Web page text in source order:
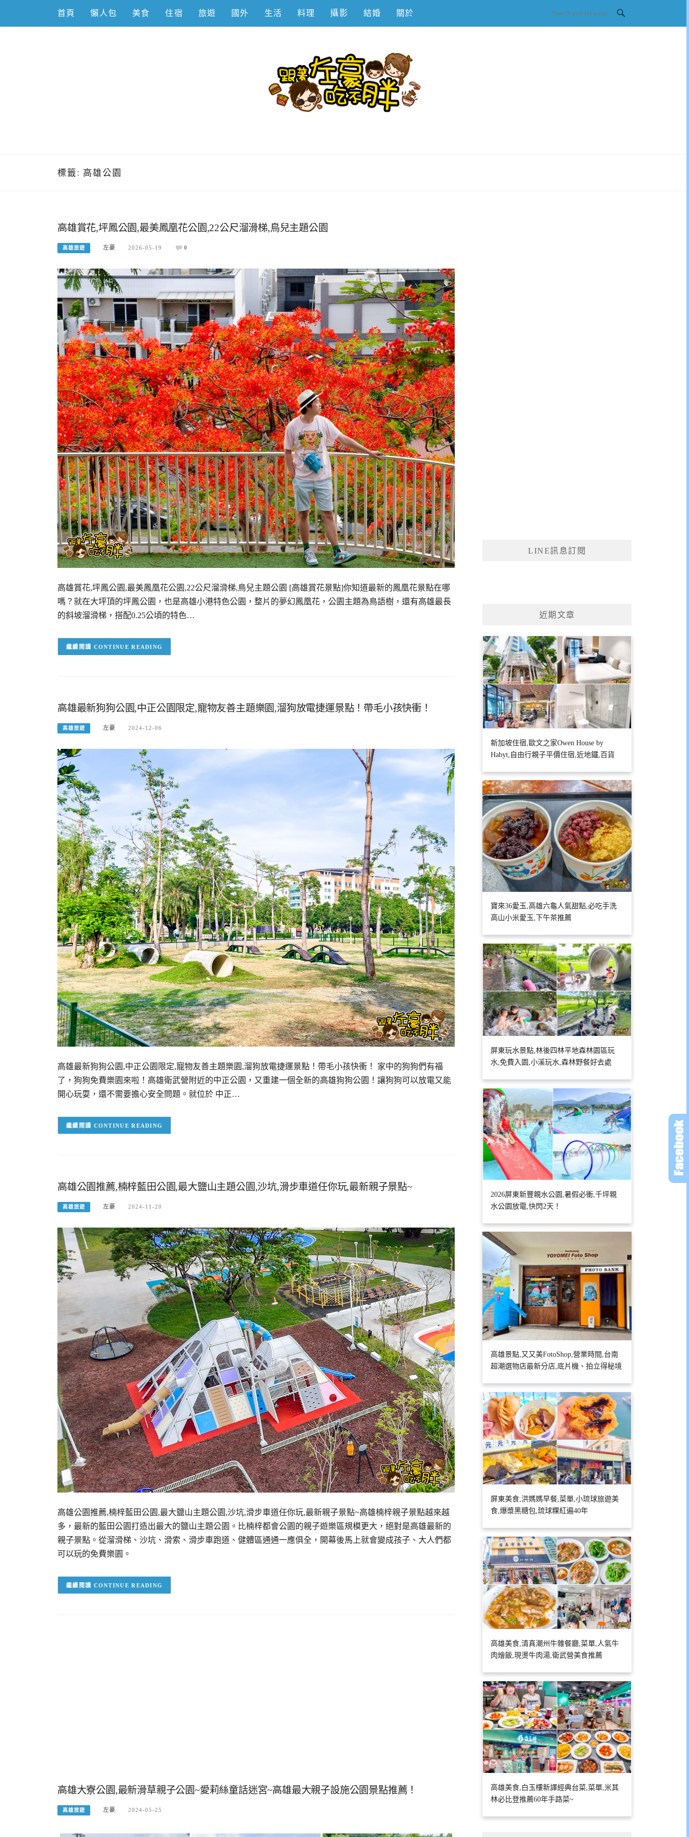
content
首頁 懶人包 美食 住宿 旅遊 國外 生活 料理 攝影 結婚 關於
標籤: 高雄公園
高雄賞花,坪鳳公園,最美鳳凰花公園,22公尺溜滑梯,鳥兒主題公園
高雄旅遊 左豪 2026-05-19 0
高雄賞花,坪鳳公園,最美鳳凰花公園,22公尺溜滑梯,鳥兒主題公園 [高雄賞花景點]你知道最新的鳳凰花景點在哪
嗎？就在大坪頂的坪鳳公園，也是高雄小港特色公園，整片的夢幻鳳凰花，公園主題為鳥語樹，還有高雄最長
的斜坡溜滑梯，搭配0.25公頃的特色…
CONTINUE READING
高雄最新狗狗公園,中正公園限定,寵物友善主題樂園,溜狗放電捷運景點！帶毛小孩快衝！
高雄旅遊 左豪 2024-12-06
高雄最新狗狗公園,中正公園限定,寵物友善主題樂園,溜狗放電捷運景點！帶毛小孩快衝！ 家中的狗狗們有福
了，狗狗免費樂園來啦！高雄衛武營附近的中正公園，又重建一個全新的高雄狗狗公園！讓狗狗可以放電又能
開心玩耍，還不需要擔心安全問題。就位於 中正…
CONTINUE READING
高雄公園推薦,楠梓藍田公園,最大鹽山主題公園,沙坑,滑步車道任你玩,最新親子景點~
高雄旅遊 左豪 2024-11-20
高雄公園推薦,楠梓藍田公園,最大鹽山主題公園,沙坑,滑步車道任你玩,最新親子景點~高雄楠梓親子景點越來越
多，最新的藍田公園打造出最大的鹽山主題公園。比楠梓都會公園的親子遊樂區規模更大，絕對是高雄最新的
親子景點。從溜滑梯、沙坑、滑索、滑步車跑道、健體區通通一應俱全，開幕後馬上就會變成孩子、大人們都
可以玩的免費樂園。
CONTINUE READING
高雄大寮公園,最新滑草親子公園~愛莉絲童話迷宮~高雄最大親子設施公園景點推薦！
高雄旅遊 左豪 2024-05-25
LINE訊息訂閱
近期文章
新加坡住宿,歐文之家Owen House by
Habyt,自由行親子平價住宿,近地鐵,百貨
寶來36愛玉,高雄六龜人氣甜點,必吃手洗
高山小米愛玉,下午茶推薦
屏東玩水景點,林後四林平地森林園區玩
水,免費入園,小溪玩水,森林野餐好去處
2026屏東新豐親水公園,暑假必衝,千坪親
水公園放電,快閃2天！
高雄景點,又又美FotoShop,營業時間,台南
超潮選物店最新分店,底片機、拍立得秘境
屏東美食,洪媽媽早餐,菜單,小琉球旅遊美
食,爆漿黑糖包,琉球粿紅遍40年
高雄美食,清真潮州牛雜餐廳,菜單,人氣牛
肉燴飯,現燙牛肉湯,衛武營美食推薦
高雄美食,白玉樓新譯經典台菜,菜單,米其
林必比登推薦60年手路菜~